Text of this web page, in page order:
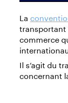
La
transportant
commerce
Il s’agit du
concernant